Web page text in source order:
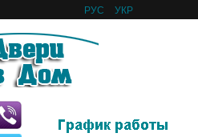
РУС УКР